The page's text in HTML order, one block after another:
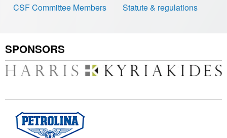
CSF Committee Members
Statute & regulations
SPONSORS